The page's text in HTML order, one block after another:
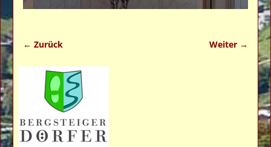
← Zurück Weiter →